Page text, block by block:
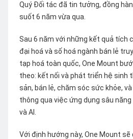
Quý Đối tác đã tin tưởng, đồng
suốt 6 năm vừa qua.
Sau 6 năm với những kết quả tích
đại hoá và số hoá ngành bán lẻ
tạp hoá toàn quốc, One Mount
theo: kết nối và phát triển hệ sinh
sản, bán lẻ, chăm sóc sức khỏe,
thông qua việc ứng dụng sâu
và AI.
Với định hướng này, One Mount